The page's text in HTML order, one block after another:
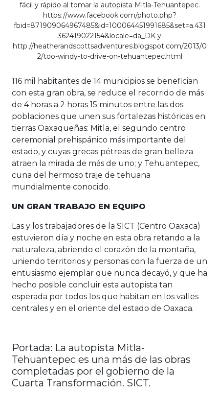
fácil y rápido al tomar la autopista Mitla-Tehuantepec.
https://www.facebook.com/photo.php?
fbid=871909064967485&id=100064451991685&set=a.431
362419022154&locale=da_DK y
http://heatherandscottsadventures.blogspot.com/2013/0
2/too-windy-to-drive-on-tehuantepec.html
116 mil habitantes de 14 municipios se benefician
con esta gran obra, se reduce el recorrido de más
de 4 horas a 2 horas 15 minutos entre las dos
poblaciones que unen sus fortalezas históricas en
tierras Oaxaqueñas: Mitla, el segundo centro
ceremonial prehispánico más importante del
estado, y cuyas grecas pétreas de gran belleza
atraen la mirada de más de uno; y Tehuantepec,
cuna del hermoso traje de tehuana
mundialmente conocido.
UN GRAN TRABAJO EN EQUIPO
Las y los trabajadores de la SICT (Centro Oaxaca)
estuvieron día y noche en esta obra retando a la
naturaleza, abriendo el corazón de la montaña,
uniendo territorios y personas con la fuerza de un
entusiasmo ejemplar que nunca decayó, y que ha
hecho posible concluir esta autopista tan
esperada por todos los que habitan en los valles
centrales y en el oriente del estado de Oaxaca.
Portada: La autopista Mitla-
Tehuantepec es una más de las obras
completadas por el gobierno de la
Cuarta Transformación. SICT.